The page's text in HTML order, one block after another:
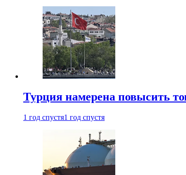
Турция намерена повысить
1 год спустя1 год спустя